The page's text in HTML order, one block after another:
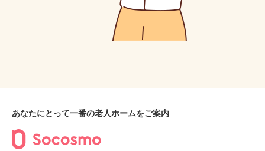
あなたにとって一番の老人ホームをご案内